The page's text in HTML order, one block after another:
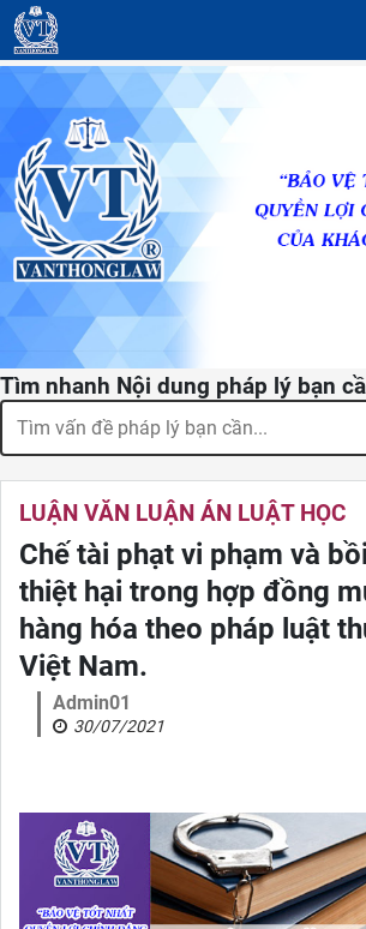
Tìm nhanh Nội dung pháp lý bạn
LUẬN VĂN LUẬN ÁN LUẬT HỌC
Chế tài phạt vi phạm và
thiệt hại trong hợp đồng
hàng hóa theo pháp luật
Việt Nam.
Admin01
30/07/2021